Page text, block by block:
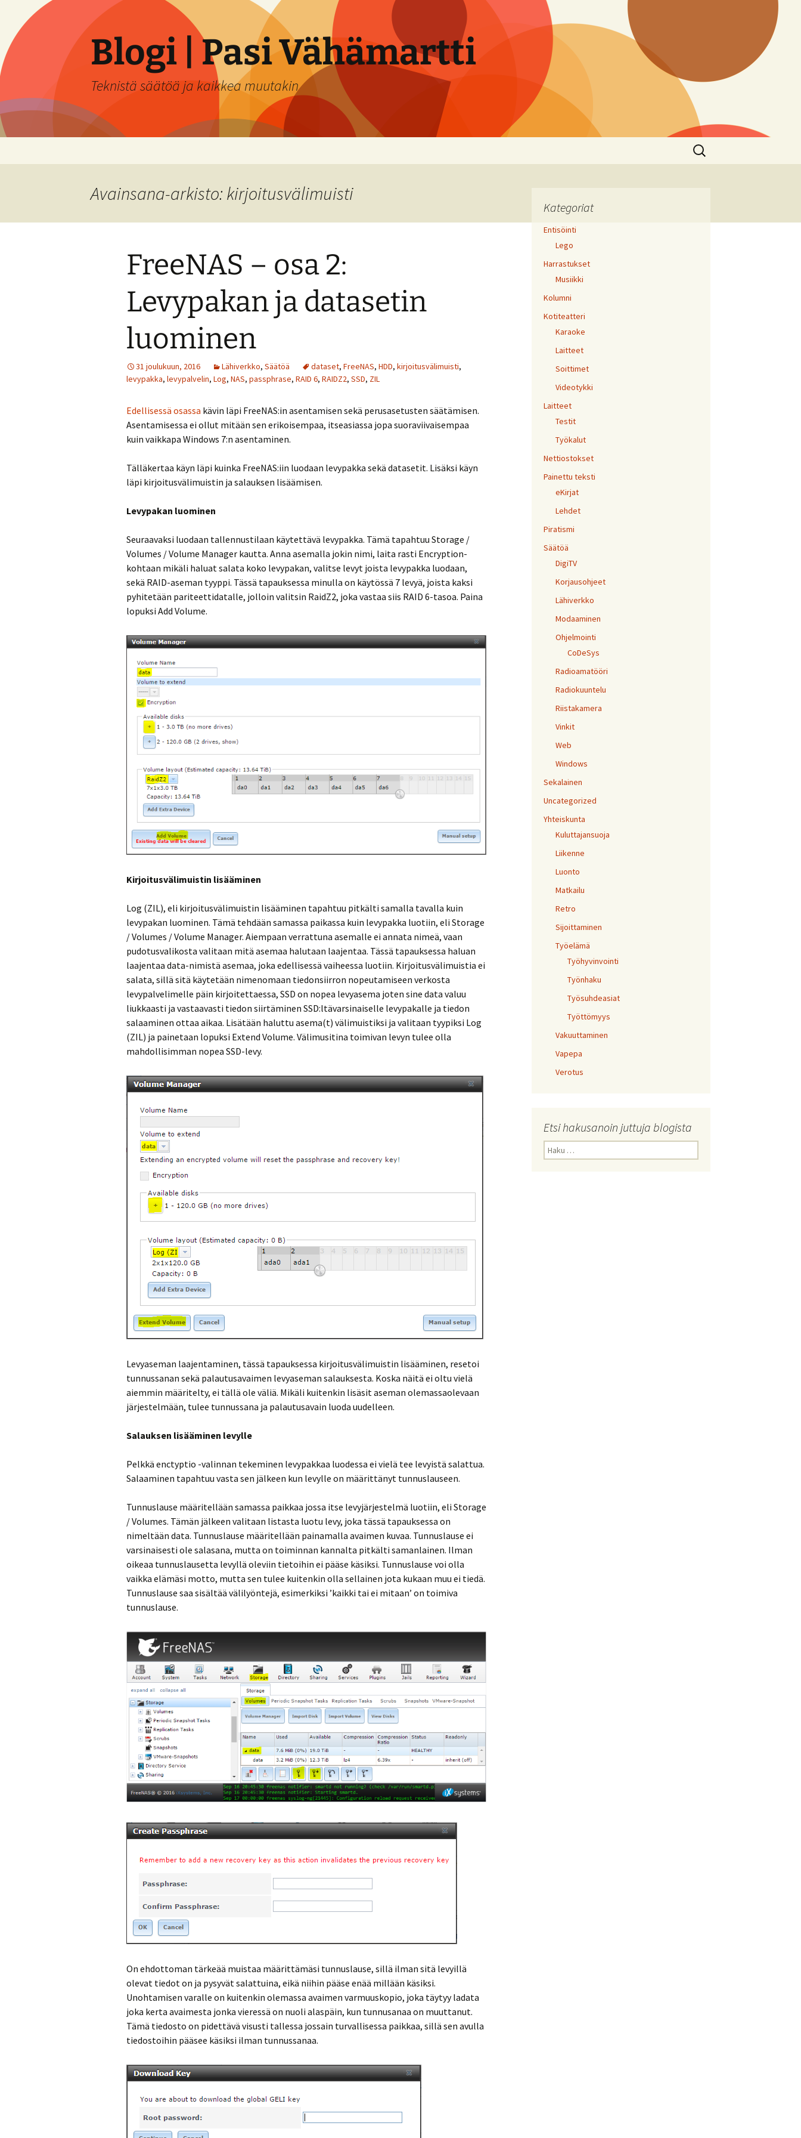
sisältöön
Blogi | Pasi Vähämartti
Teknistä säätöä ja kaikkea muutakin
Haku:
Avainsana-arkisto: kirjoitusvälimuisti
FreeNAS – osa 2:
Levypakan ja datasetin
luominen
31 joulukuun, 2016 Lähiverkko, Säätöä dataset, FreeNAS, HDD, kirjoitusvälimuisti,
levypakka, levypalvelin, Log, NAS, passphrase, RAID 6, RAIDZ2, SSD, ZIL
Edellisessä osassa kävin läpi FreeNAS:in asentamisen sekä perusasetusten säätämisen.
Asentamisessa ei ollut mitään sen erikoisempaa, itseasiassa jopa suoraviivaisempaa
kuin vaikkapa Windows 7:n asentaminen.
Tälläkertaa käyn läpi kuinka FreeNAS:iin luodaan levypakka sekä datasetit. Lisäksi käyn
läpi kirjoitusvälimuistin ja salauksen lisäämisen.
Levypakan luominen
Seuraavaksi luodaan tallennustilaan käytettävä levypakka. Tämä tapahtuu Storage /
Volumes / Volume Manager kautta. Anna asemalla jokin nimi, laita rasti Encryption-
kohtaan mikäli haluat salata koko levypakan, valitse levyt joista levypakka luodaan,
sekä RAID-aseman tyyppi. Tässä tapauksessa minulla on käytössä 7 levyä, joista kaksi
pyhitetään pariteettidatalle, jolloin valitsin RaidZ2, joka vastaa siis RAID 6-tasoa. Paina
lopuksi Add Volume.
Kirjoitusvälimuistin lisääminen
Log (ZIL), eli kirjoitusvälimuistin lisääminen tapahtuu pitkälti samalla tavalla kuin
levypakan luominen. Tämä tehdään samassa paikassa kuin levypakka luotiin, eli Storage
/ Volumes / Volume Manager. Aiempaan verrattuna asemalle ei annata nimeä, vaan
pudotusvalikosta valitaan mitä asemaa halutaan laajentaa. Tässä tapauksessa haluan
laajentaa data-nimistä asemaa, joka edellisessä vaiheessa luotiin. Kirjoitusvälimuistia ei
salata, sillä sitä käytetään nimenomaan tiedonsiirron nopeutamiseen verkosta
levypalvelimelle päin kirjoitettaessa, SSD on nopea levyasema joten sine data valuu
liukkaasti ja vastaavasti tiedon siirtäminen SSD:ltävarsinaiselle levypakalle ja tiedon
salaaminen ottaa aikaa. Lisätään haluttu asema(t) välimuistiksi ja valitaan tyypiksi Log
(ZIL) ja painetaan lopuksi Extend Volume. Välimusitina toimivan levyn tulee olla
mahdollisimman nopea SSD-levy.
Levyaseman laajentaminen, tässä tapauksessa kirjoitusvälimuistin lisääminen, resetoi
tunnussanan sekä palautusavaimen levyaseman salauksesta. Koska näitä ei oltu vielä
aiemmin määritelty, ei tällä ole väliä. Mikäli kuitenkin lisäsit aseman olemassaolevaan
järjestelmään, tulee tunnussana ja palautusavain luoda uudelleen.
Salauksen lisääminen levylle
Pelkkä enctyptio -valinnan tekeminen levypakkaa luodessa ei vielä tee levyistä salattua.
Salaaminen tapahtuu vasta sen jälkeen kun levylle on määrittänyt tunnuslauseen.
Tunnuslause määritellään samassa paikkaa jossa itse levyjärjestelmä luotiin, eli Storage
/ Volumes. Tämän jälkeen valitaan listasta luotu levy, joka tässä tapauksessa on
nimeltään data. Tunnuslause määritellään painamalla avaimen kuvaa. Tunnuslause ei
varsinaisesti ole salasana, mutta on toiminnan kannalta pitkälti samanlainen. Ilman
oikeaa tunnuslausetta levyllä oleviin tietoihin ei pääse käsiksi. Tunnuslause voi olla
vaikka elämäsi motto, mutta sen tulee kuitenkin olla sellainen jota kukaan muu ei tiedä.
Tunnuslause saa sisältää välilyöntejä, esimerkiksi ’kaikki tai ei mitaan’ on toimiva
tunnuslause.
On ehdottoman tärkeää muistaa määrittämäsi tunnuslause, sillä ilman sitä levyillä
olevat tiedot on ja pysyvät salattuina, eikä niihin pääse enää millään käsiksi.
Unohtamisen varalle on kuitenkin olemassa avaimen varmuuskopio, joka täytyy ladata
joka kerta avaimesta jonka vieressä on nuoli alaspäin, kun tunnusanaa on muuttanut.
Tämä tiedosto on pidettävä visusti tallessa jossain turvallisessa paikkaa, sillä sen avulla
tiedostoihin pääsee käsiksi ilman tunnussanaa.
Kategoriat
Entisöinti
Lego
Harrastukset
Musiikki
Kolumni
Kotiteatteri
Karaoke
Laitteet
Soittimet
Videotykki
Laitteet
Testit
Työkalut
Nettiostokset
Painettu teksti
eKirjat
Lehdet
Piratismi
Säätöä
DigiTV
Korjausohjeet
Lähiverkko
Modaaminen
Ohjelmointi
CoDeSys
Radioamatööri
Radiokuuntelu
Riistakamera
Vinkit
Web
Windows
Sekalainen
Uncategorized
Yhteiskunta
Kuluttajansuoja
Liikenne
Luonto
Matkailu
Retro
Sijoittaminen
Työelämä
Työhyvinvointi
Työnhaku
Työsuhdeasiat
Työttömyys
Vakuuttaminen
Vapepa
Verotus
Etsi hakusanoin juttuja blogista
Haku: